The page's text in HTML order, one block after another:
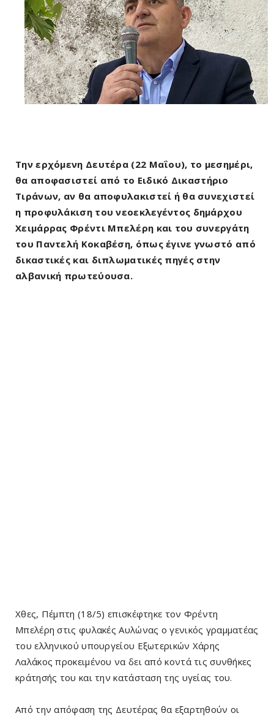
Την ερχόμενη Δευτέρα (22 Μαΐου), το μεσημέρι,
θα αποφασιστεί από το Ειδικό Δικαστήριο
Τιράνων, αν θα αποφυλακιστεί ή θα συνεχιστεί
η προφυλάκιση του νεοεκλεγέντος δημάρχου
Χειμάρρας Φρέντι Μπελέρη και του συνεργάτη
του Παντελή Κοκαβέση, όπως έγινε γνωστό από
δικαστικές και διπλωματικές πηγές στην
αλβανική πρωτεύουσα.
Χθες, Πέμπτη (18/5) επισκέφτηκε τον Φρέντη
Μπελέρη στις φυλακές Αυλώνας ο γενικός γραμματέας
του ελληνικού υπουργείου Εξωτερικών Χάρης
Λαλάκος προκειμένου να δει από κοντά τις συνθήκες
κράτησής του και την κατάσταση της υγείας του.
Από την απόφαση της Δευτέρας θα εξαρτηθούν οι